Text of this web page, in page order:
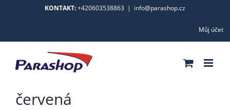
KONTAKT:+420603538863 | info@parashop.cz
Můj účet
červená